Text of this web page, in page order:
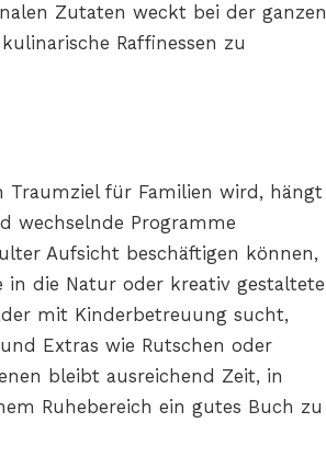
Zutaten weckt bei der ganzen
Raffinessen zu
Traumziel für Familien wird, hängt
wechselnde Programme
Aufsicht beschäftigen können,
in die Natur oder kreativ gestaltete
mit Kinderbetreuung sucht,
Extras wie Rutschen oder
bleibt ausreichend Zeit, in
Ruhebereich ein gutes Buch zu